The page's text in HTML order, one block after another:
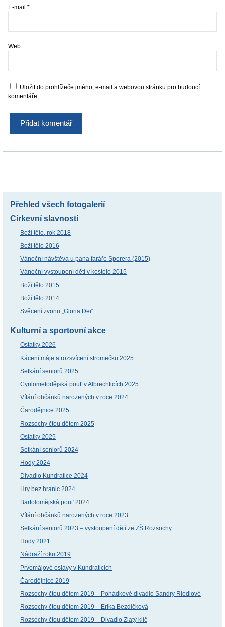
E-mail *
Web
Uložit do prohlížeče jméno, e-mail a webovou stránku pro budoucí
komentáře.
Přehled všech fotogalerií
Církevní slavnosti
Boží tělo, rok 2018
Boží tělo 2016
Vánoční návštěva u pana faráře Sporera (2015)
Vánoční vystoupení dětí v kostele 2015
Boží tělo 2015
Boží tělo 2014
Svěcení zvonu „Gloria Dei“
Kulturní a sportovní akce
Ostatky 2026
Kácení máje a rozsvícení stromečku 2025
Setkání seniorů 2025
Cyrilometodějská pouť v Albrechticích 2025
Vítání občánků narozených v roce 2024
Čarodějnice 2025
Rozsochy čtou dětem 2025
Ostatky 2025
Setkání seniorů 2024
Hody 2024
Divadlo Kundratice 2024
Hry bez hranic 2024
Bartolomějská pouť 2024
Vítání občánků narozených v roce 2023
Setkání seniorů 2023 – vystoupení dětí ze ZŠ Rozsochy
Hody 2021
Nádraží roku 2019
Prvomájové oslavy v Kundraticích
Čarodějnice 2019
Rozsochy čtou dětem 2019 – Pohádkové divadlo Sandry Riedlové
Rozsochy čtou dětem 2019 – Erika Bezdíčková
Rozsochy čtou dětem 2019 – Divadlo Zlatý klíč